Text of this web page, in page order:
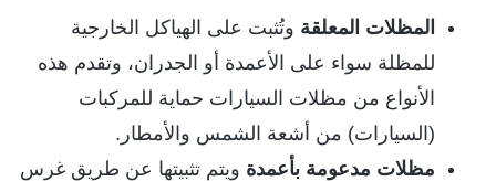
المظلات المعلقة وتُثبت على الهياكل الخارجية
للمظلة سواء على الأعمدة أو الجدران، وتقدم هذه
الأنواع من مظلات السيارات حماية للمركبات
(السيارات) من أشعة الشمس والأمطار.
مظلات مدعومة بأعمدة ويتم تثبيتها عن طريق غرس